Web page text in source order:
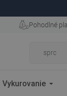
Pohodlné
Vykurovanie